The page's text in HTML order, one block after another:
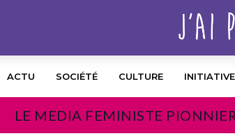
ACTU SOCIÉTÉ CULTURE
LE MEDIA FEMINISTE